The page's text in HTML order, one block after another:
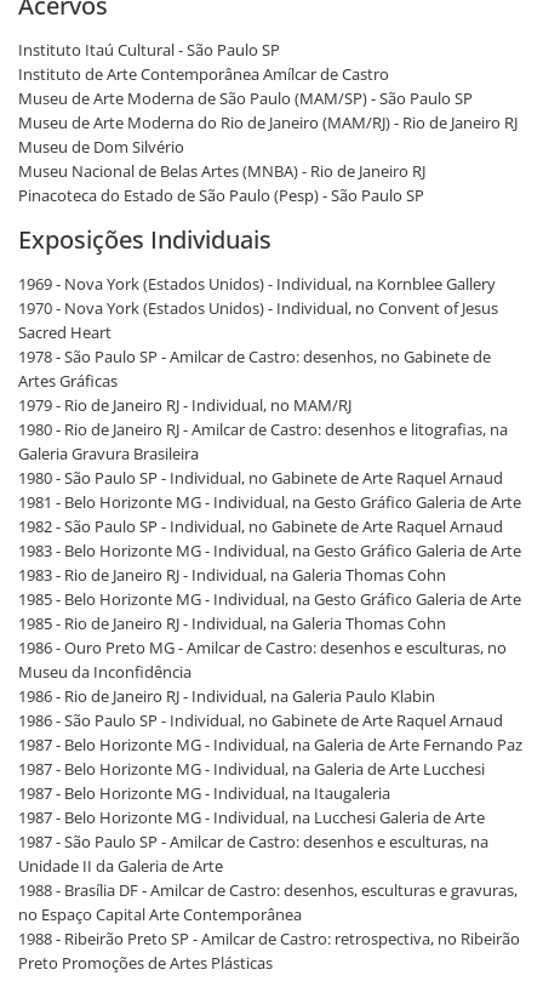
Instituto Itaú Cultural - São Paulo SP
Instituto de Arte Contemporânea Amílcar de Castro
Museu de Arte Moderna de São Paulo (MAM/SP) - São Paulo SP
Museu de Arte Moderna do Rio de Janeiro (MAM/RJ) - Rio de Janeiro RJ
Museu de Dom Silvério
Museu Nacional de Belas Artes (MNBA) - Rio de Janeiro RJ
Pinacoteca do Estado de São Paulo (Pesp) - São Paulo SP
Exposições Individuais
1969 - Nova York (Estados Unidos) - Individual, na Kornblee Gallery
1970 - Nova York (Estados Unidos) - Individual, no Convent of Jesus
Sacred Heart
1978 - São Paulo SP - Amilcar de Castro: desenhos, no Gabinete de
Artes Gráficas
1979 - Rio de Janeiro RJ - Individual, no MAM/RJ
1980 - Rio de Janeiro RJ - Amilcar de Castro: desenhos e litografias, na
Galeria Gravura Brasileira
1980 - São Paulo SP - Individual, no Gabinete de Arte Raquel Arnaud
1981 - Belo Horizonte MG - Individual, na Gesto Gráfico Galeria de Arte
1982 - São Paulo SP - Individual, no Gabinete de Arte Raquel Arnaud
1983 - Belo Horizonte MG - Individual, na Gesto Gráfico Galeria de Arte
1983 - Rio de Janeiro RJ - Individual, na Galeria Thomas Cohn
1985 - Belo Horizonte MG - Individual, na Gesto Gráfico Galeria de Arte
1985 - Rio de Janeiro RJ - Individual, na Galeria Thomas Cohn
1986 - Ouro Preto MG - Amilcar de Castro: desenhos e esculturas, no
Museu da Inconfidência
1986 - Rio de Janeiro RJ - Individual, na Galeria Paulo Klabin
1986 - São Paulo SP - Individual, no Gabinete de Arte Raquel Arnaud
1987 - Belo Horizonte MG - Individual, na Galeria de Arte Fernando Paz
1987 - Belo Horizonte MG - Individual, na Galeria de Arte Lucchesi
1987 - Belo Horizonte MG - Individual, na Itaugaleria
1987 - Belo Horizonte MG - Individual, na Lucchesi Galeria de Arte
1987 - São Paulo SP - Amilcar de Castro: desenhos e esculturas, na
Unidade II da Galeria de Arte
1988 - Brasília DF - Amilcar de Castro: desenhos, esculturas e gravuras,
no Espaço Capital Arte Contemporânea
1988 - Ribeirão Preto SP - Amilcar de Castro: retrospectiva, no Ribeirão
Preto Promoções de Artes Plásticas